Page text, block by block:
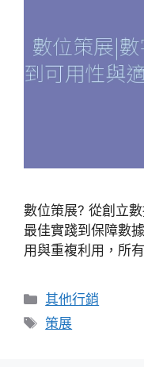
數位策展? 從創立
最佳實踐到保障數
用與重複利用，所
分
類
其他行銷
標
策展